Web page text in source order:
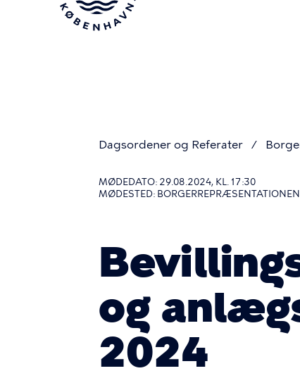
Dagsordener og Referater
MØDEDATO: 29.08.2024, KL. 17:30
MØDESTED:
og
2024